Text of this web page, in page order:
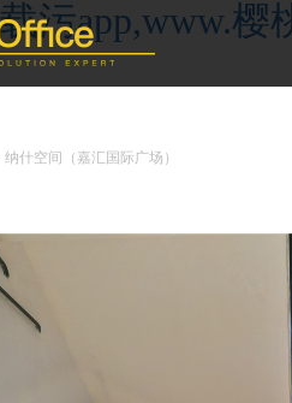
污app,www.
纳什空间（嘉汇国际广场）